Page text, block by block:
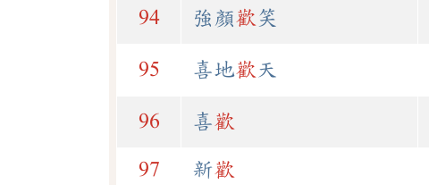
94 強顏歡 笑
95 喜地歡 天
96 喜歡
97 新歡